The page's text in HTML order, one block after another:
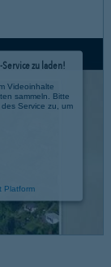
zu laden!
Videoinhalte
sammeln. Bitte
Service zu, um
Platform